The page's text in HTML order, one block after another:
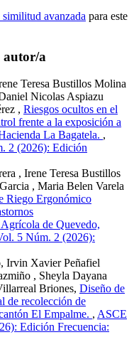
avanzada para este
autor/a
Teresa Bustillos Molina
Nicolas Aspiazu
, Riesgos ocultos en el
frente a la exposición a
La Bagatela. ,
2 (2026): Edición
, Irene Teresa Bustillos
, Maria Belen Varela
Riego Ergonómico
de Quevedo,
5 Núm. 2 (2026):
Irvin Xavier Peñafiel
, Sheyla Dayana
Briones, Diseño de
de recolección de
El Empalme. , ASCE
Edición Frecuencia: